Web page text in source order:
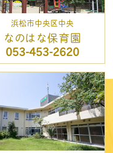
浜松市中央区中央
なのはな保育園
053-453-2620